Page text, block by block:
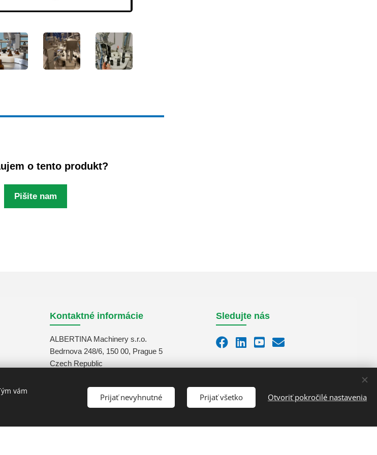
o tento produkt?
Pišite nam
Kontaktné informácie
ALBERTINA Machinery s.r.o.
Bedrnova 248/6, 150 00, Prague 5
Czech Republic
+420 311 671 880
Sledujte nás
vám
Prijať nevyhnutné Prijať všetko Otvoriť pokročilé nastavenia